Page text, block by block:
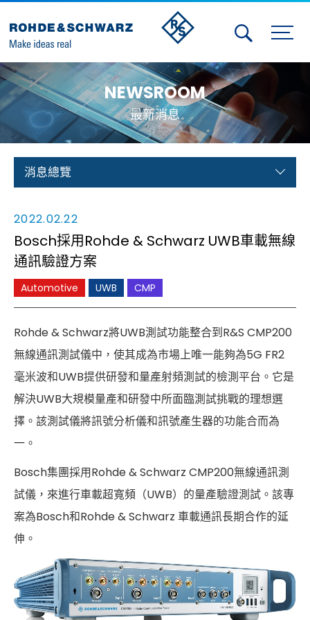
Activities
Contact Us
Member
Calendar
Test and Measurement
Aerospace | Defense | Security
Broadcast and Media
Cybersecurity
NEWSROOM
最新消息
消息總覽
2022.02.22
Bosch採用Rohde & Schwarz UWB車載無線
通訊驗證方案
Automotive UWB CMP
Rohde & Schwarz將UWB測試功能整合到R&S CMP200
無線通訊測試儀中，使其成為市場上唯一能夠為5G FR2
毫米波和UWB提供研發和量產射頻測試的檢測平台。它是
解決UWB大規模量產和研發中所面臨測試挑戰的理想選
擇。該測試儀將訊號分析儀和訊號產生器的功能合而為
一。
Bosch集團採用Rohde & Schwarz CMP200無線通訊測
試儀，來進行車載超寬頻（UWB）的量產驗證測試。該專
案為Bosch和Rohde & Schwarz 車載通訊長期合作的延
伸。